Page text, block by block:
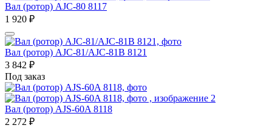
Вал (ротор) AJC-80 8117
1 920 ₽
Вал (ротор) AJC-81/AJC-81B 8121
3 842 ₽
Под заказ
Вал (ротор) AJS-60A 8118
2 272 ₽